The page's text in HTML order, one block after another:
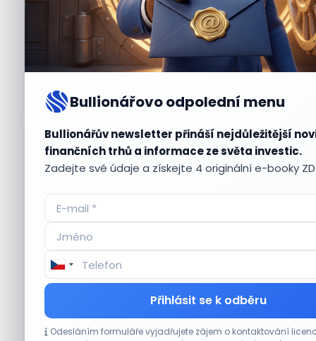
Bullionářovo odpolední menu
Bullionářův newsletter přináší nejdůležitější
finančních trhů a informace ze světa investic.
Zadejte své údaje a získejte 4 originální e-booky
Přihlásit se k odběru
Odesláním formuláře vyjadřujete zájem o kontaktování
Aktuálnípříležitosti
Plány Starlinku srazily akcie T-Mobile, AT&T